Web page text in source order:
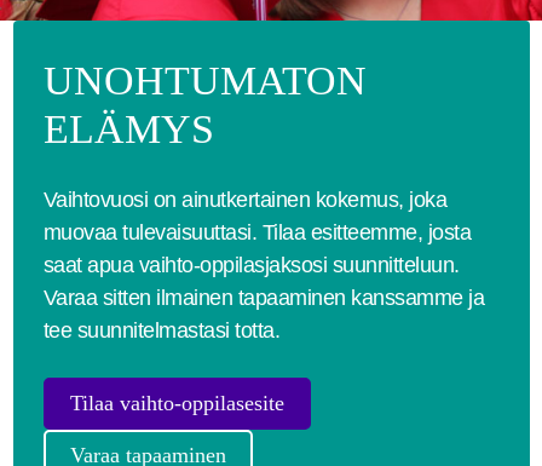
UNOHTUMATON
ELÄMYS
Vaihtovuosi on ainutkertainen kokemus, joka
muovaa tulevaisuuttasi. Tilaa esitteemme, josta
saat apua vaihto-oppilasjaksosi suunnitteluun.
Varaa sitten ilmainen tapaaminen kanssamme ja
tee suunnitelmastasi totta.
Tilaa vaihto-oppilasesite
Varaa tapaaminen